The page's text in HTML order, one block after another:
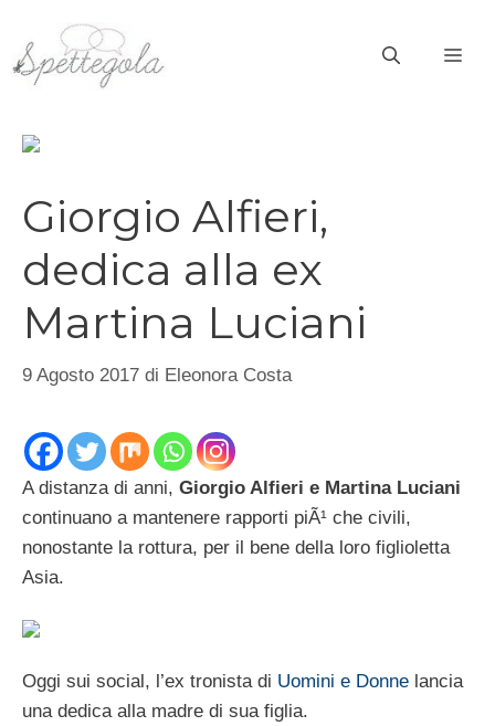
contenuto
Giorgio Alfieri,
dedica alla ex
Martina Luciani
9 Agosto 2017 di Eleonora Costa
A distanza di anni, Giorgio Alfieri e Martina Luciani
continuano a mantenere rapporti piÃ¹ che civili,
nonostante la rottura, per il bene della loro figlioletta
Asia.
Oggi sui social, l’ex tronista di Uomini e Donne lancia
una dedica alla madre di sua figlia.